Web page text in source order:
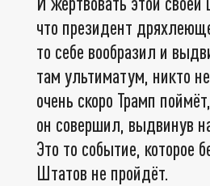
что президент
то себе вообразил и
там ультиматум, никто
очень скоро Трамп
он совершил, выдвинув
Это то событие, которое
Штатов не пройдёт.